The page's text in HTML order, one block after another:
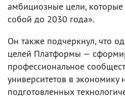
амбициозные цели, которые
собой до 2030 года».
Он также подчеркнул, что
целей Платформы —
профессиональное
университетов в экономику
подготовленных